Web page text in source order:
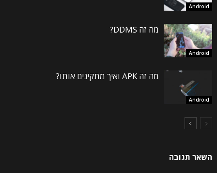
Android
Android
מה זה DDMS?
Android
מה זה APK ואיך מתקינים אותו?
השאר תגובה